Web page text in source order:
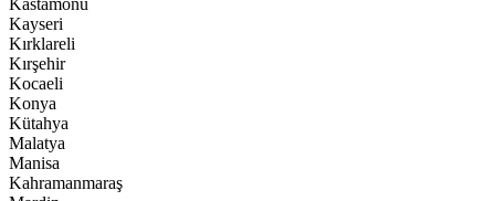
Kastamonu
Kayseri
Kırklareli
Kırşehir
Kocaeli
Konya
Kütahya
Malatya
Manisa
Kahramanmaraş